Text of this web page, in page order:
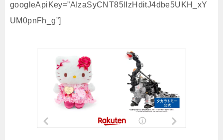
googleApiKey=”AIzaSyCNT85lIzHditJ4dbe5UKH_xY
UM0pnFh_g”]